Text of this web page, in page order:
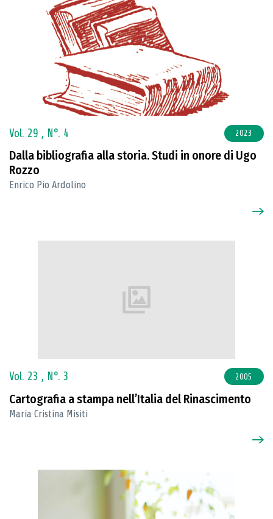
Vol. 29 , N°. 4 2023
Dalla bibliografia alla storia. Studi in onore di Ugo
Rozzo
Enrico Pio Ardolino
Vol. 23 , N°. 3 2005
Cartografia a stampa nell’Italia del Rinascimento
Maria Cristina Misiti